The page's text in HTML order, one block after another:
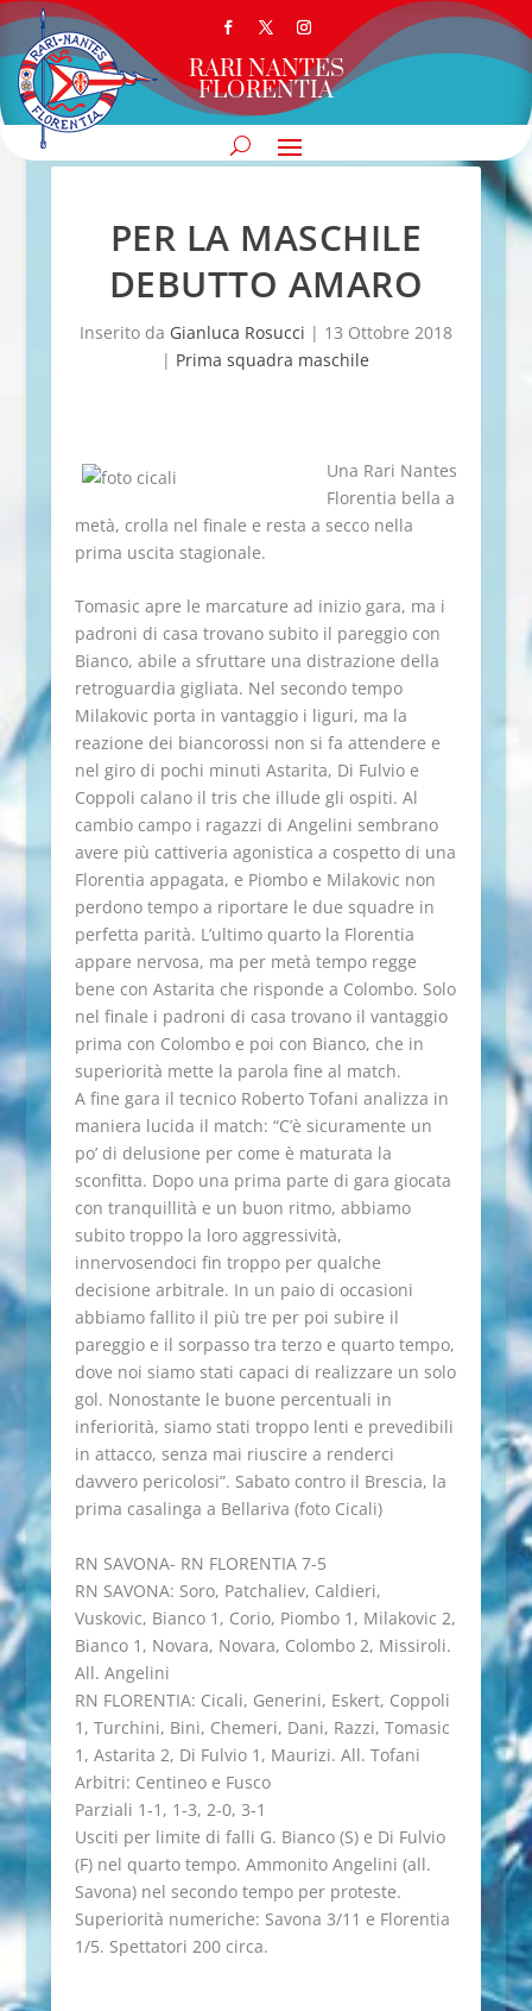
RARI NANTES
FLORENTIA
PER LA MASCHILE
DEBUTTO AMARO
Inserito da Gianluca Rosucci | 13 Ottobre 2018
| Prima squadra maschile
Una Rari Nantes
Florentia bella a
metà, crolla nel finale e resta a secco nella
prima uscita stagionale.
Tomasic apre le marcature ad inizio gara, ma i
padroni di casa trovano subito il pareggio con
Bianco, abile a sfruttare una distrazione della
retroguardia gigliata. Nel secondo tempo
Milakovic porta in vantaggio i liguri, ma la
reazione dei biancorossi non si fa attendere e
nel giro di pochi minuti Astarita, Di Fulvio e
Coppoli calano il tris che illude gli ospiti. Al
cambio campo i ragazzi di Angelini sembrano
avere più cattiveria agonistica a cospetto di una
Florentia appagata, e Piombo e Milakovic non
perdono tempo a riportare le due squadre in
perfetta parità. L’ultimo quarto la Florentia
appare nervosa, ma per metà tempo regge
bene con Astarita che risponde a Colombo. Solo
nel finale i padroni di casa trovano il vantaggio
prima con Colombo e poi con Bianco, che in
superiorità mette la parola fine al match.
A fine gara il tecnico Roberto Tofani analizza in
maniera lucida il match: “C’è sicuramente un
po’ di delusione per come è maturata la
sconfitta. Dopo una prima parte di gara giocata
con tranquillità e un buon ritmo, abbiamo
subito troppo la loro aggressività,
innervosendoci fin troppo per qualche
decisione arbitrale. In un paio di occasioni
abbiamo fallito il più tre per poi subire il
pareggio e il sorpasso tra terzo e quarto tempo,
dove noi siamo stati capaci di realizzare un solo
gol. Nonostante le buone percentuali in
inferiorità, siamo stati troppo lenti e prevedibili
in attacco, senza mai riuscire a renderci
davvero pericolosi”. Sabato contro il Brescia, la
prima casalinga a Bellariva (foto Cicali)
RN SAVONA- RN FLORENTIA 7-5
RN SAVONA: Soro, Patchaliev, Caldieri,
Vuskovic, Bianco 1, Corio, Piombo 1, Milakovic 2,
Bianco 1, Novara, Novara, Colombo 2, Missiroli.
All. Angelini
RN FLORENTIA: Cicali, Generini, Eskert, Coppoli
1, Turchini, Bini, Chemeri, Dani, Razzi, Tomasic
1, Astarita 2, Di Fulvio 1, Maurizi. All. Tofani
Arbitri: Centineo e Fusco
Parziali 1-1, 1-3, 2-0, 3-1
Usciti per limite di falli G. Bianco (S) e Di Fulvio
(F) nel quarto tempo. Ammonito Angelini (all.
Savona) nel secondo tempo per proteste.
Superiorità numeriche: Savona 3/11 e Florentia
1/5. Spettatori 200 circa.